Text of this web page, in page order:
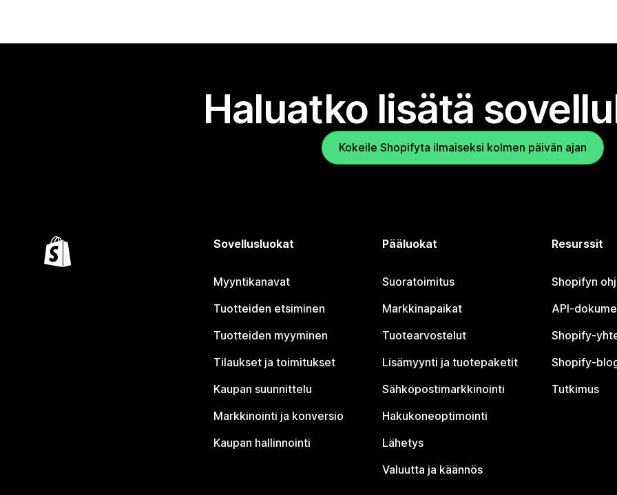
Haluatko lisätä
Kokeile Shopifyta ilmaiseksi kolmen päivän ajan
Sovellusluokat
Myyntikanavat
Tuotteiden etsiminen
Tuotteiden myyminen
Tilaukset ja toimitukset
Kaupan suunnittelu
Markkinointi ja konversio
Kaupan hallinnointi
Pääluokat
Suoratoimitus
Markkinapaikat
Tuotearvostelut
Lisämyynti ja tuotepaketit
Sähköpostimarkkinointi
Hakukoneoptimointi
Lähetys
Valuutta ja käännös
Resurssit
Shopifyn
API-
Shopify-
Shopify-
Tutkimus